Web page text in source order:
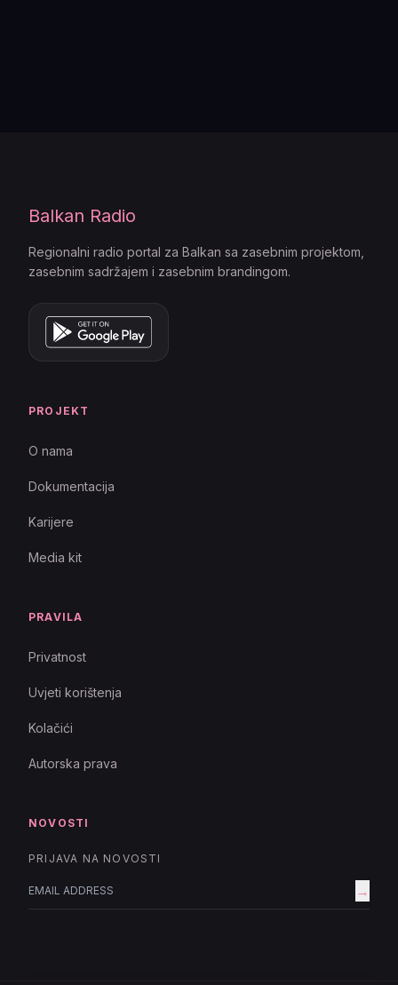
Balkan Radio
Regionalni radio portal za Balkan sa zasebnim projektom,
zasebnim sadržajem i zasebnim brandingom.
PROJEKT
O nama
Dokumentacija
Karijere
Media kit
PRAVILA
Privatnost
Uvjeti korištenja
Kolačići
Autorska prava
NOVOSTI
PRIJAVA NA NOVOSTI
→